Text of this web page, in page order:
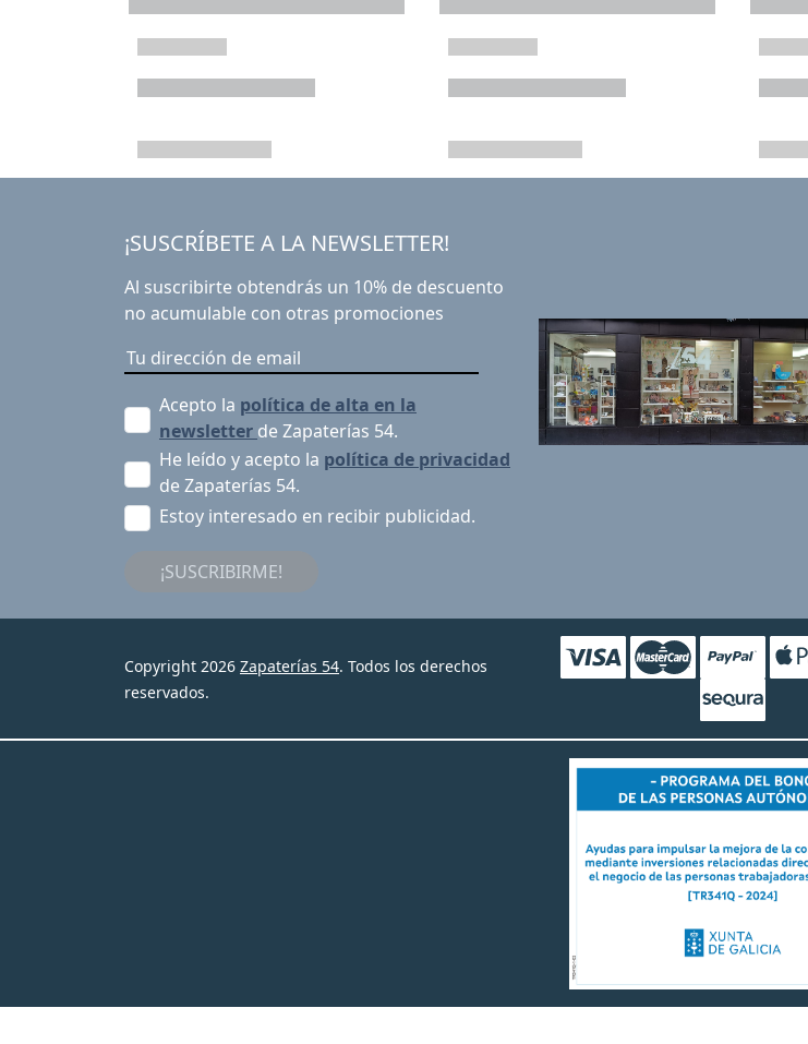
¡SUSCRÍBETE A LA NEWSLETTER!
Al suscribirte obtendrás un 10% de descuento
no acumulable con otras promociones
Acepto la política de alta en la
newsletter de Zapaterías 54.
He leído y acepto la política de privacidad
de Zapaterías 54.
Estoy interesado en recibir publicidad.
¡SUSCRIBIRME!
Copyright 2026 Zapaterías 54. Todos los derechos
reservados.